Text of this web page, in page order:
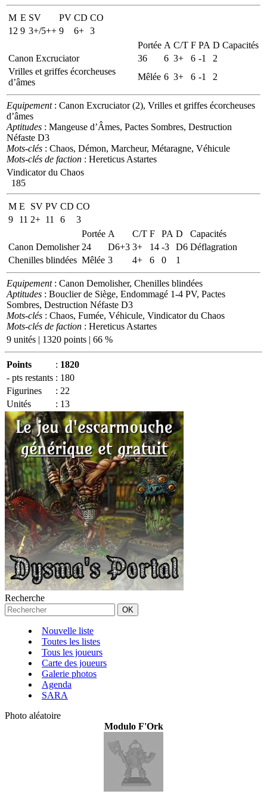
M E SV PV CD CO
12 9 3+/5++ 9 6+ 3
Portée A C/T F PA D Capacités
Canon Excruciator
36 6 3+ 6 -1
2
Vrilles et griffes écorcheuses
d’âmes
Mêlée 6 3+ 6 -1 2
Equipement: Canon Excruciator (2), Vrilles et griffes écorcheuses
d’âmes
Aptitudes : Mangeuse d’Âmes, Pactes Sombres, Destruction
Néfaste D3
Mots-clés : Chaos, Démon, Marcheur, Métaragne, Véhicule
Mots-clés de faction : Hereticus Astartes
Vindicator du Chaos
185
M E SV PV CD CO
9
11 2+ 11 6
3
Portée A C/T F PA D
Capacités
Canon Demolisher 24 D6+3 3+ 14 -3 D6 Déflagration
Chenilles blindées Mêlée 3 4+ 6 0 1
Equipement: Canon Demolisher, Chenilles blindées
Aptitudes : Bouclier de Siège, Endommagé 1-4 PV, Pactes
Sombres, Destruction Néfaste D3
Mots-clés : Chaos, Fumée, Véhicule, Vindicator du Chaos
Mots-clés de faction : Hereticus Astartes
9 unités | 1320 points | 66 %
Points : 1820
- pts restants : 180
Figurines
: 22
Unités
: 13
Recherche
Nouvelle liste
Toutes les listes
Tous les joueurs
Carte des joueurs
Galerie photos
Agenda
SARA
Photo aléatoire
Modulo F'Ork